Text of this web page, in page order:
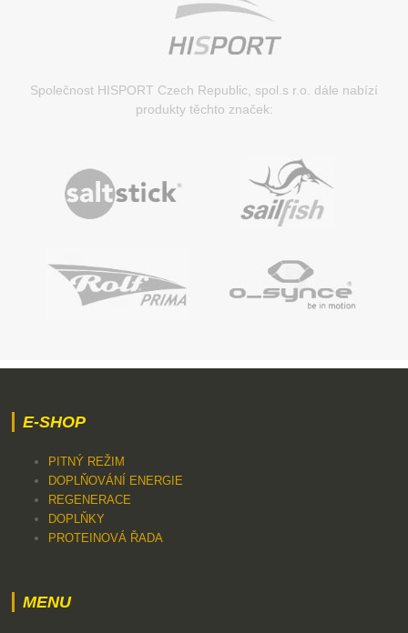
Společnost HISPORT Czech Republic, spol.s r.o. dále nabízí
produkty těchto značek:
E-SHOP
PITNÝ REŽIM
DOPLŇOVÁNÍ ENERGIE
REGENERACE
DOPLŇKY
PROTEINOVÁ ŘADA
MENU